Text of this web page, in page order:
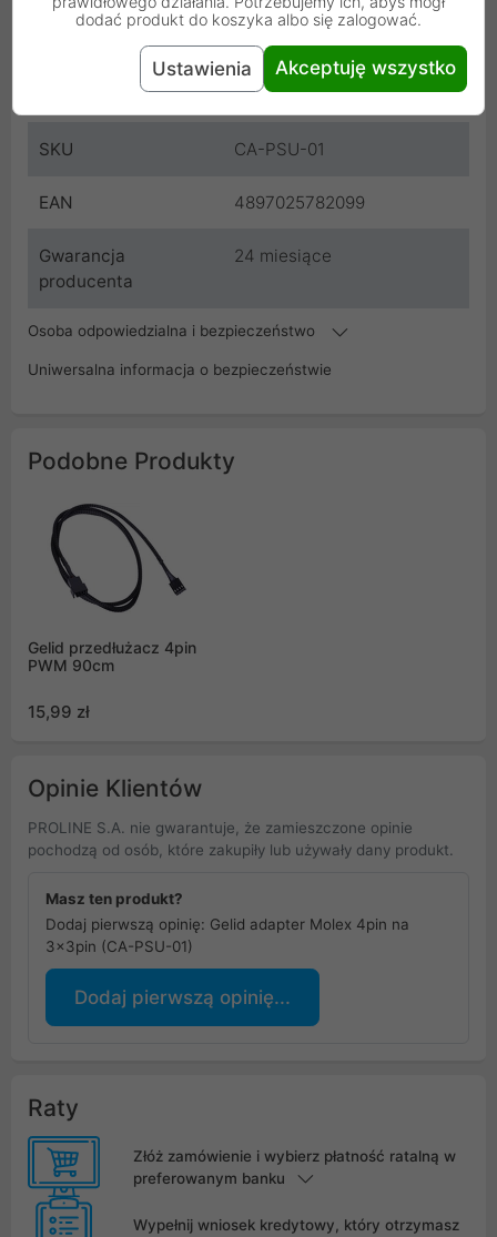
Gelid
0000001844
SKU CA-PSU-01
EAN 4897025782099
Gwarancja
producenta
24 miesiące
Osoba odpowiedzialna i bezpieczeństwo
Uniwersalna informacja o bezpieczeństwie
Podobne Produkty
Gelid przedłużacz 4pin
PWM 90cm
15,99 zł
Opinie Klientów
PROLINE S.A. nie gwarantuje, że zamieszczone opinie
pochodzą od osób, które zakupiły lub używały dany produkt.
Masz ten produkt?
Dodaj pierwszą opinię: Gelid adapter Molex 4pin na
3x3pin (CA-PSU-01)
Dodaj pierwszą opinię...
Raty
Złóż zamówienie i wybierz płatność ratalną w
preferowanym banku
Wypełnij wniosek kredytowy, który otrzymasz
dodać produkt do koszyka albo się zalogować.
Ustawienia Akceptuję wszystko